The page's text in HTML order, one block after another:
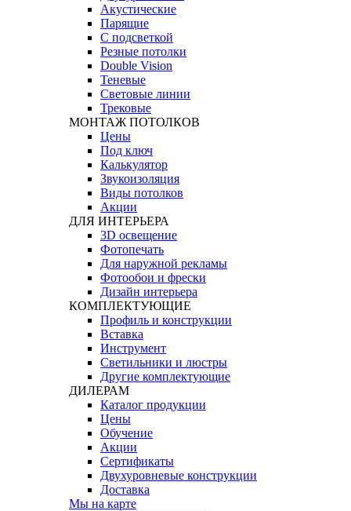
Акустические
Парящие
С подсветкой
Резные потолки
Double Vision
Теневые
Световые линии
Трековые
МОНТАЖ ПОТОЛКОВ
Цены
Под ключ
Калькулятор
Звукоизоляция
Виды потолков
Акции
ДЛЯ ИНТЕРЬЕРА
3D освещение
Фотопечать
Для наружной рекламы
Фотообои и фрески
Дизайн интерьера
КОМПЛЕКТУЮЩИЕ
Профиль и конструкции
Вставка
Инструмент
Светильники и люстры
Другие комплектующие
ДИЛЕРАМ
Каталог продукции
Цены
Обучение
Акции
Сертификаты
Двухуровневые конструкции
Доставка
Мы на карте